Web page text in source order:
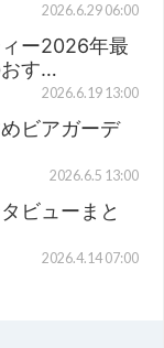
2026.6.29 06:00
ー2026年最
す…
2026.6.19 13:00
ビアガーデ
2026.6.5 13:00
ビューまと
2026.4.14 07:00